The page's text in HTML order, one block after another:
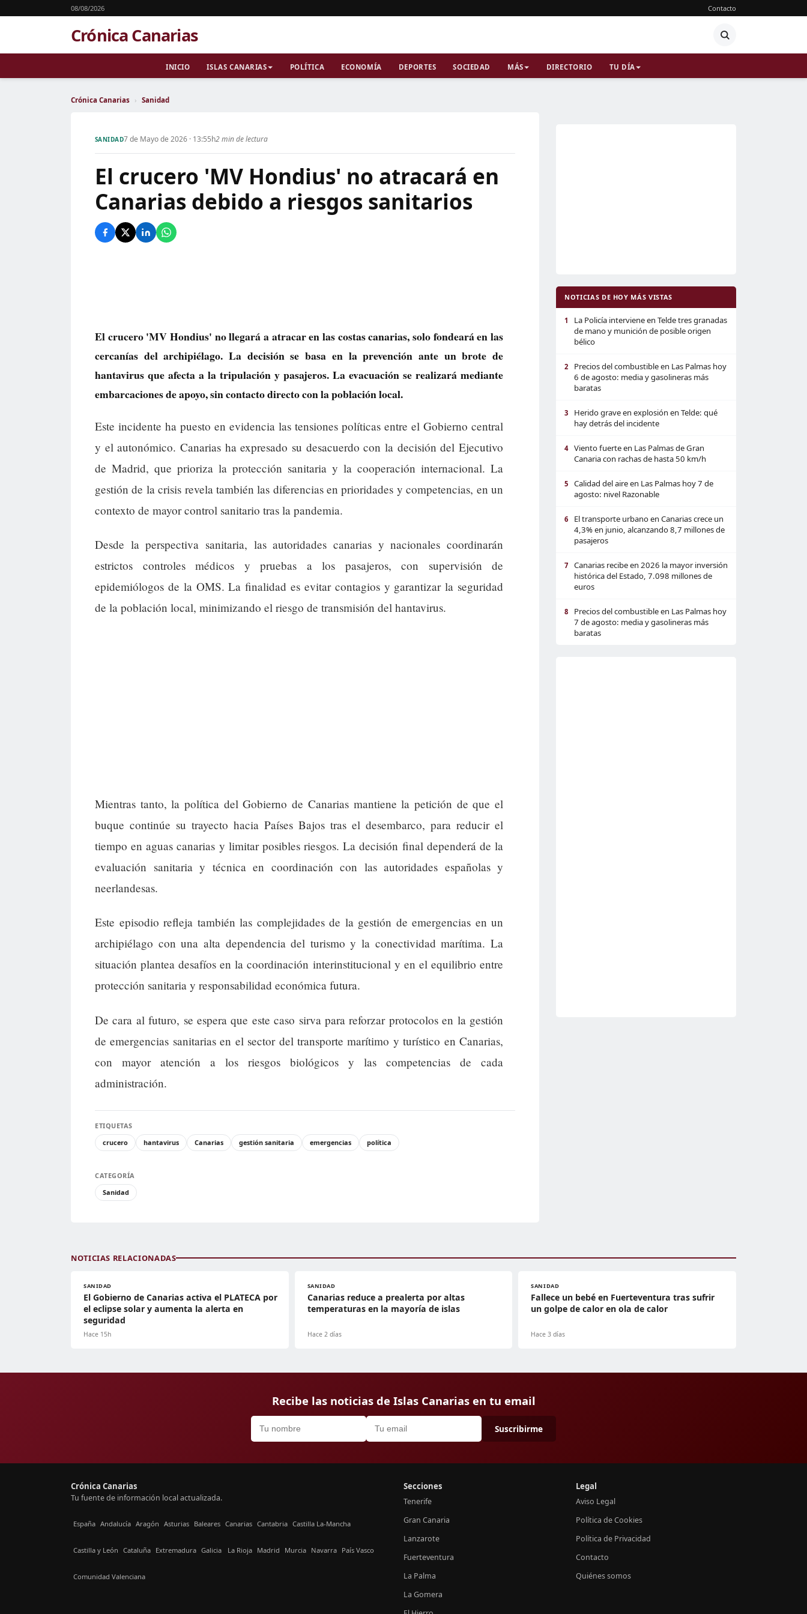
08/08/2026 Contacto
Crónica Canarias
INICIO ISLAS CANARIAS POLÍTICA ECONOMÍA DEPORTES SOCIEDAD MÁS DIRECTORIO TU DÍA
Crónica Canarias › Sanidad
SANIDAD7 de Mayo de 2026 · 13:55h2 min de lectura
El crucero 'MV Hondius' no atracará en
Canarias debido a riesgos sanitarios
El crucero 'MV Hondius' no llegará a atracar en las costas canarias, solo fondeará en las
cercanías del archipiélago. La decisión se basa en la prevención ante un brote de
hantavirus que afecta a la tripulación y pasajeros. La evacuación se realizará mediante
embarcaciones de apoyo, sin contacto directo con la población local.
Este incidente ha puesto en evidencia las tensiones políticas entre el Gobierno central
y el autonómico. Canarias ha expresado su desacuerdo con la decisión del Ejecutivo
de Madrid, que prioriza la protección sanitaria y la cooperación internacional. La
gestión de la crisis revela también las diferencias en prioridades y competencias, en un
contexto de mayor control sanitario tras la pandemia.
Desde la perspectiva sanitaria, las autoridades canarias y nacionales coordinarán
estrictos controles médicos y pruebas a los pasajeros, con supervisión de
epidemiólogos de la OMS. La finalidad es evitar contagios y garantizar la seguridad
de la población local, minimizando el riesgo de transmisión del hantavirus.
Mientras tanto, la política del Gobierno de Canarias mantiene la petición de que el
buque continúe su trayecto hacia Países Bajos tras el desembarco, para reducir el
tiempo en aguas canarias y limitar posibles riesgos. La decisión final dependerá de la
evaluación sanitaria y técnica en coordinación con las autoridades españolas y
neerlandesas.
Este episodio refleja también las complejidades de la gestión de emergencias en un
archipiélago con una alta dependencia del turismo y la conectividad marítima. La
situación plantea desafíos en la coordinación interinstitucional y en el equilibrio entre
protección sanitaria y responsabilidad económica futura.
De cara al futuro, se espera que este caso sirva para reforzar protocolos en la gestión
de emergencias sanitarias en el sector del transporte marítimo y turístico en Canarias,
con mayor atención a los riesgos biológicos y las competencias de cada
administración.
ETIQUETAS
crucero
hantavirus Canarias gestión sanitaria emergencias política
CATEGORÍA
Sanidad
NOTICIAS DE HOY MÁS VISTAS
1
La Policía interviene en Telde tres granadas
de mano y munición de posible origen
bélico
2
Precios del combustible en Las Palmas hoy
6 de agosto: media y gasolineras más
baratas
3
Herido grave en explosión en Telde: qué
hay detrás del incidente
4
Viento fuerte en Las Palmas de Gran
Canaria con rachas de hasta 50 km/h
5
Calidad del aire en Las Palmas hoy 7 de
agosto: nivel Razonable
6
El transporte urbano en Canarias crece un
4,3% en junio, alcanzando 8,7 millones de
pasajeros
7
Canarias recibe en 2026 la mayor inversión
histórica del Estado, 7.098 millones de
euros
8
Precios del combustible en Las Palmas hoy
7 de agosto: media y gasolineras más
baratas
NOTICIAS RELACIONADAS
SANIDAD
El Gobierno de Canarias activa el PLATECA por
el eclipse solar y aumenta la alerta en
seguridad
Hace 15h
SANIDAD
Canarias reduce a prealerta por altas
temperaturas en la mayoría de islas
Hace 2 días
SANIDAD
Fallece un bebé en Fuerteventura tras sufrir
un golpe de calor en ola de calor
Hace 3 días
Recibe las noticias de Islas Canarias en tu email
Suscribirme
Crónica Canarias
Tu fuente de información local actualizada.
España Andalucía Aragón Asturias Baleares Canarias Cantabria Castilla La-Mancha
Castilla y León Cataluña Extremadura Galicia La Rioja Madrid Murcia Navarra País Vasco
Comunidad Valenciana
Secciones
Tenerife
Gran Canaria
Lanzarote
Fuerteventura
La Palma
La Gomera
Legal
Aviso Legal
Política de Cookies
Política de Privacidad
Contacto
Quiénes somos